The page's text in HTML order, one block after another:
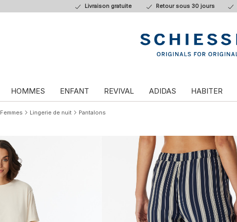
Livraison gratuite Retour sous 30 jours
HOMMES ENFANT REVIVAL ADIDAS HABITER
Femmes Lingerie de nuit Pantalons